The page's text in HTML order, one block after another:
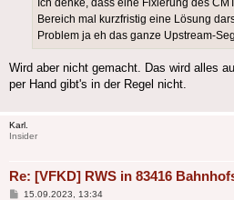
Ich denke, dass eine Fixierung des
Bereich mal kurzfristig eine Lösung
Problem ja eh das ganze Upstream-
Wird aber nicht gemacht. Das wird alles
per Hand gibt's in der Regel nicht.
Karl.
Insider
Re: [VFKD] RWS in 83416
Beitrag
15.09.2023, 13:34